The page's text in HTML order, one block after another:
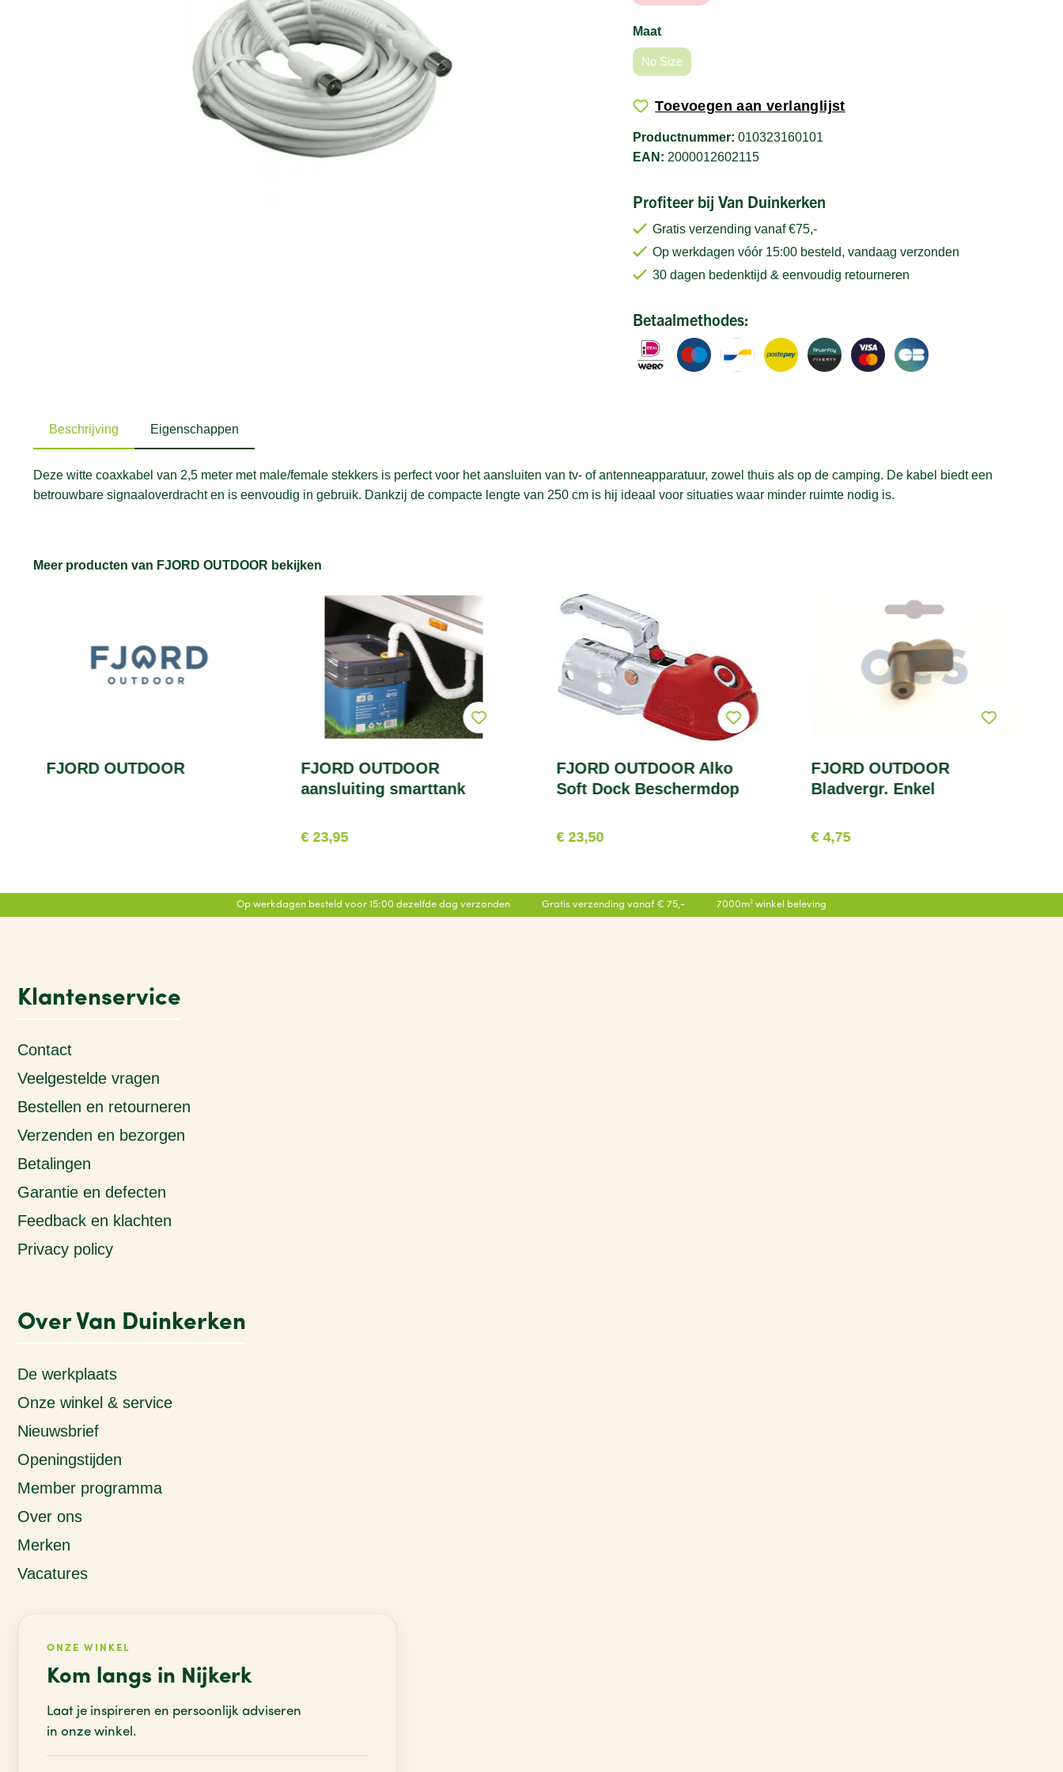
Maat
No Size
Toevoegen aan verlanglijst
Productnummer:010323160101
EAN: 2000012602115
Profiteer bij Van Duinkerken
Gratis verzending vanaf €75,-
Op werkdagen vóór 15:00 besteld, vandaag verzonden
30 dagen bedenktijd & eenvoudig retourneren
Betaalmethodes:
Beschrijving Eigenschappen
Deze witte coaxkabel van 2,5 meter met male/female stekkers is perfect voor het aansluiten van tv- of antenneapparatuur, zowel thuis als op de camping. De kabel biedt een
betrouwbare signaaloverdracht en is eenvoudig in gebruik. Dankzij de compacte lengte van 250 cm is hij ideaal voor situaties waar minder ruimte nodig is.
Meer producten van FJORD OUTDOOR bekijken
FJORD OUTDOOR
FJORD OUTDOOR
aansluiting smarttank
€ 23,95
FJORD OUTDOOR Alko
Soft Dock Beschermdop
€ 23,50
FJORD OUTDOOR
Bladvergr. Enkel
€ 4,75
Op werkdagen besteld voor 15:00 dezelfde dag verzonden Gratis verzending vanaf € 75,- 7000m² winkel beleving
Klantenservice
Contact
Veelgestelde vragen
Bestellen en retourneren
Verzenden en bezorgen
Betalingen
Garantie en defecten
Feedback en klachten
Privacy policy
Over Van Duinkerken
De werkplaats
Onze winkel & service
Nieuwsbrief
Openingstijden
Member programma
Over ons
Merken
Vacatures
ONZE WINKEL
Kom langs in Nijkerk
Laat je inspireren en persoonlijk adviseren
in onze winkel.